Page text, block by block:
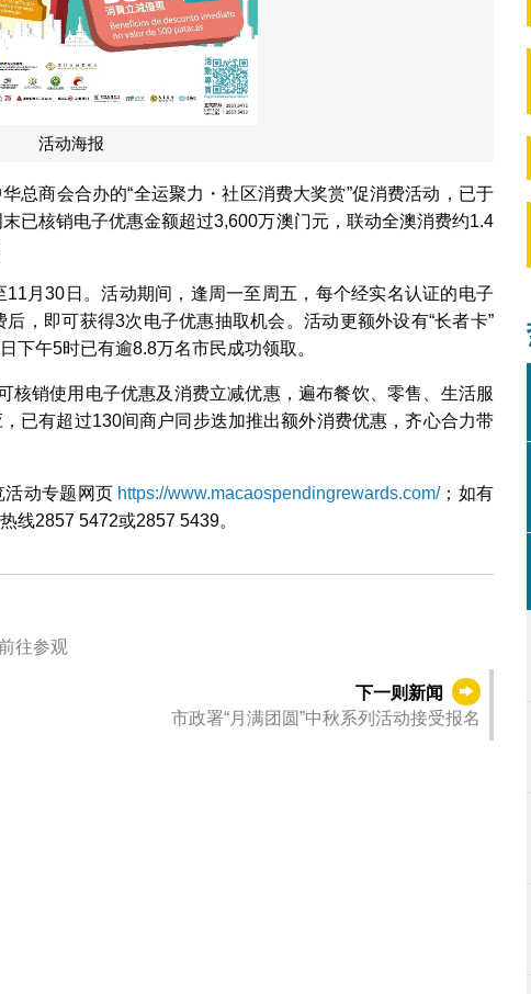
活动海报
总商会合办的“全运聚力・社区消费大奖赏”促消费活动，已于
已核销电子优惠金额超过3,600万澳门元，联动全澳消费约1.4
月30日。活动期间，逢周一至周五，每个经实名认证的电子
，即可获得3次电子优惠抽取机会。活动更额外设有“长者卡”
下午5时已有逾8.8万名市民成功领取。
核销使用电子优惠及消费立减优惠，遍布餐饮、零售、生活服
已有超过130间商户同步迭加推出额外消费优惠，齐心合力带
活动专题网页 https://www.macaospendingrewards.com/；如有
线2857 5472或2857 5439。
往参观
下一则新闻
市政署“月满团圆”中秋系列活动接受报名